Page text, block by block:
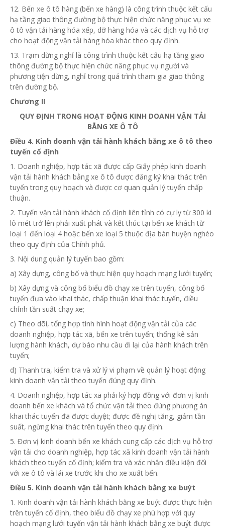
12. Bến xe ô tô hàng (bến xe hàng) là công trình thuộc kết cấu
hạ tầng giao thông đường bộ thực hiện chức năng phục vụ xe
ô tô vận tải hàng hóa xếp, dỡ hàng hóa và các dịch vụ hỗ trợ
cho hoạt động vận tải hàng hóa khác theo quy định.
13. Trạm dừng nghỉ là công trình thuộc kết cấu hạ tầng giao
thông đường bộ thực hiện chức năng phục vụ người và
phương tiện dừng, nghỉ trong quá trình tham gia giao thông
trên đường bộ.
Chương II
QUY ĐỊNH TRONG HOẠT ĐỘNG KINH DOANH VẬN TẢI
BẰNG XE Ô TÔ
Điều 4. Kinh doanh vận tải hành khách bằng xe ô tô theo
tuyến cố định
1. Doanh nghiệp, hợp tác xã được cấp Giấy phép kinh doanh
vận tải hành khách bằng xe ô tô được đăng ký khai thác trên
tuyến trong quy hoạch và được cơ quan quản lý tuyến chấp
thuận.
2. Tuyến vận tải hành khách cố định liên tỉnh có cự ly từ 300 ki
lô mét trở lên phải xuất phát và kết thúc tại bến xe khách từ
loại 1 đến loại 4 hoặc bến xe loại 5 thuộc địa bàn huyện nghèo
theo quy định của Chính phủ.
3. Nội dung quản lý tuyến bao gồm:
a) Xây dựng, công bố và thực hiện quy hoạch mạng lưới tuyến;
b) Xây dựng và công bố biểu đồ chạy xe trên tuyến, công bố
tuyến đưa vào khai thác, chấp thuận khai thác tuyến, điều
chỉnh tần suất chạy xe;
c) Theo dõi, tổng hợp tình hình hoạt động vận tải của các
doanh nghiệp, hợp tác xã, bến xe trên tuyến; thống kê sản
lượng hành khách, dự báo nhu cầu đi lại của hành khách trên
tuyến;
d) Thanh tra, kiểm tra và xử lý vi phạm về quản lý hoạt động
kinh doanh vận tải theo tuyến đúng quy định.
4. Doanh nghiệp, hợp tác xã phải ký hợp đồng với đơn vị kinh
doanh bến xe khách và tổ chức vận tải theo đúng phương án
khai thác tuyến đã được duyệt; được đề nghị tăng, giảm tần
suất, ngừng khai thác trên tuyến theo quy định.
5. Đơn vị kinh doanh bến xe khách cung cấp các dịch vụ hỗ trợ
vận tải cho doanh nghiệp, hợp tác xã kinh doanh vận tải hành
khách theo tuyến cố định; kiểm tra và xác nhận điều kiện đối
với xe ô tô và lái xe trước khi cho xe xuất bến.
Điều 5. Kinh doanh vận tải hành khách bằng xe buýt
1. Kinh doanh vận tải hành khách bằng xe buýt được thực hiện
trên tuyến cố định, theo biểu đồ chạy xe phù hợp với quy
hoạch mạng lưới tuyến vận tải hành khách bằng xe buýt được